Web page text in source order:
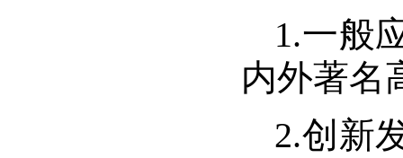
1.一般
内外著名
2.创新